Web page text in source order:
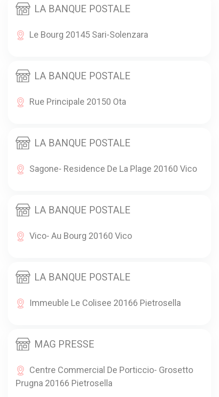
LA BANQUE POSTALE
Le Bourg 20145 Sari-Solenzara
LA BANQUE POSTALE
Rue Principale 20150 Ota
LA BANQUE POSTALE
Sagone- Residence De La Plage 20160 Vico
LA BANQUE POSTALE
Vico- Au Bourg 20160 Vico
LA BANQUE POSTALE
Immeuble Le Colisee 20166 Pietrosella
MAG PRESSE
Centre Commercial De Porticcio- Grosetto
Prugna 20166 Pietrosella